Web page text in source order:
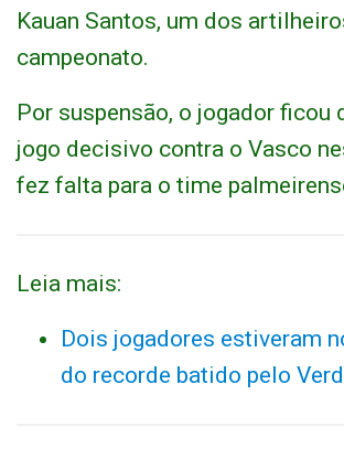
Kauan Santos, um dos
campeonato.
Por suspensão, o jogador ficou
jogo decisivo contra o Vasco
fez falta para o time
Leia mais:
Dois jogadores estiveram
do recorde batido pelo